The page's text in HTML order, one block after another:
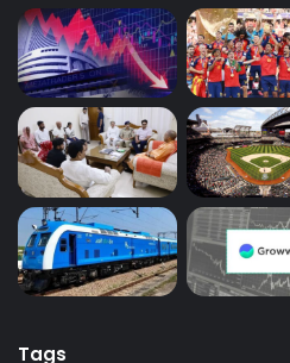
Tags